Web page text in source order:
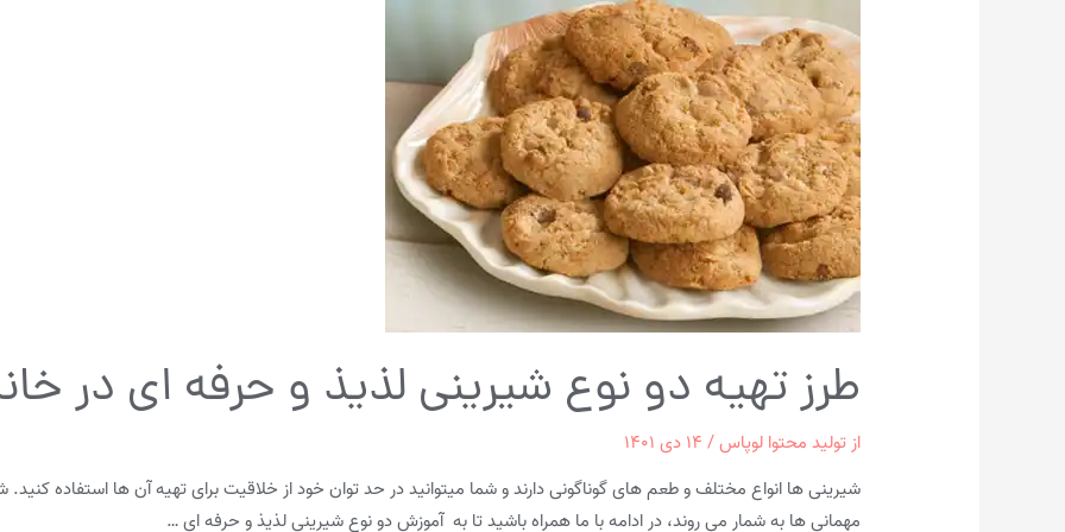
طرز تهیه دو نوع شیرینی لذیذ و حرفه ای در
از تولید محتوا لوپاس/ ۱۴ دی ۱۴۰۱
شیرینی ها انواع مختلف و طعم های گوناگونی دارند و شما میتوانید در حد توان خود از خلاقیت برای تهیه آن ها استفاده
مهمانی ها به شمار می روند، در ادامه با ما همراه باشید تا به آموزش دو نوع شیرینی لذیذ و حرفه ای …